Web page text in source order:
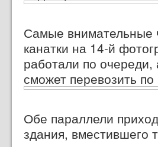
Самые внимательные
канатки на 14-й
работали по
сможет перевозить
Обе параллели
здания, вместившего